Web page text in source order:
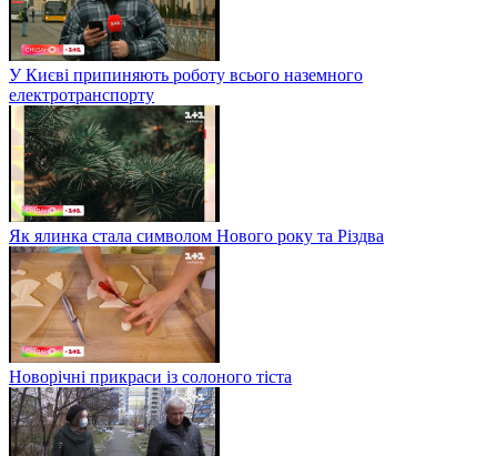
У Києві припиняють роботу всього наземного
електротранспорту
Як ялинка стала символом Нового року та Різдва
Новорічні прикраси із солоного тіста